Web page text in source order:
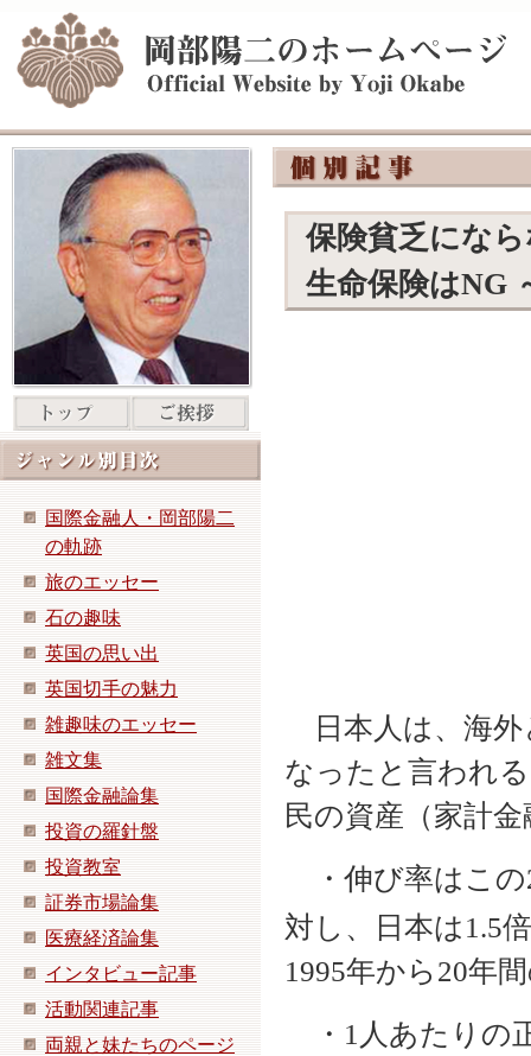
国際金融人・岡部陽二
の軌跡
旅のエッセー
石の趣味
英国の思い出
英国切手の魅力
雑趣味のエッセー
雑文集
国際金融論集
投資の羅針盤
投資教室
証券市場論集
医療経済論集
インタビュー記事
活動関連記事
両親と妹たちのページ
保険貧乏にな
生命保険はNG
日本人は、海外
なったと言われ
民の資産（家計
・伸び率はこの
対し、日本は1.5倍
1995年から20年
・1人あたりの